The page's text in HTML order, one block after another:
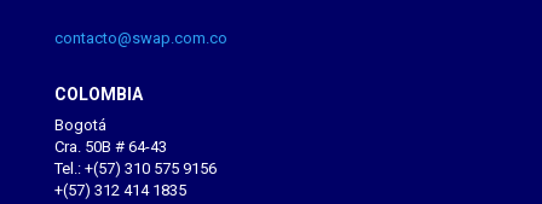
contacto@swap.com.co
COLOMBIA
Bogotá
Cra. 50B # 64-43
Tel.: +(57) 310 575 9156
+(57) 312 414 1835